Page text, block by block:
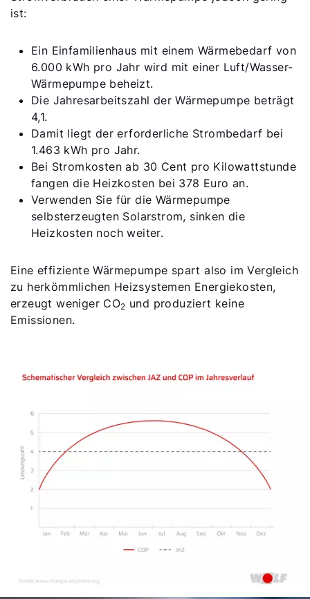
ist:
Ein Einfamilienhaus mit einem Wärmebedarf von
6.000 kWh pro Jahr wird mit einer Luft/Wasser-
Wärmepumpe beheizt.
Die Jahresarbeitszahl der Wärmepumpe beträgt
4,1.
Damit liegt der erforderliche Strombedarf bei
1.463 kWh pro Jahr.
Bei Stromkosten ab 30 Cent pro Kilowattstunde
fangen die Heizkosten bei 378 Euro an.
Verwenden Sie für die Wärmepumpe
selbsterzeugten Solarstrom, sinken die
Heizkosten noch weiter.
Eine effiziente Wärmepumpe spart also im Vergleich
zu herkömmlichen Heizsystemen Energiekosten,
erzeugt weniger CO2 und produziert keine
Emissionen.